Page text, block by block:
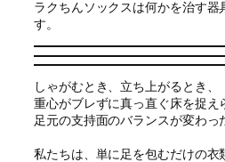
ラクちんソックスは何かを治す器
す。
しゃがむとき、立ち上がるとき、
重心がブレずに真っ直ぐ床を捉え
足元の支持面のバランスが変わっ
私たちは、単に足を包むだけの衣